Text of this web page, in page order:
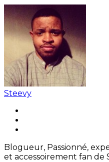
Steevy
Blogueur, Passionné,
et accessoirement fan de